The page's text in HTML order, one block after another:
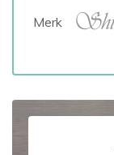
Merk